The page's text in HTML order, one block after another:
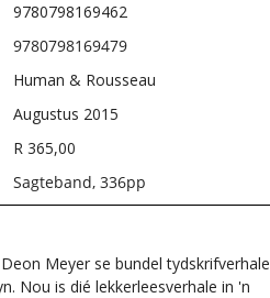
9780798169462
9780798169479
Human & Rousseau
Augustus 2015
R 365,00
Sagteband, 336pp
Meyer se bundel tydskrifverhale
Nou is dié lekkerleesverhale in 'n